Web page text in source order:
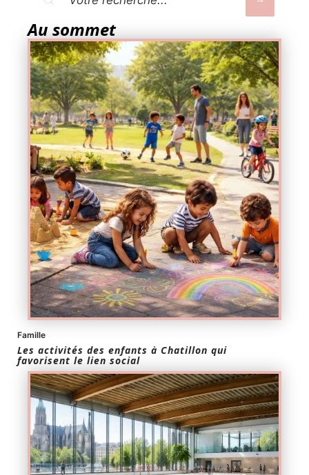
Au sommet
Famille
Les activités des enfants à Chatillon qui
favorisent le lien social